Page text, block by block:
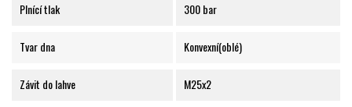
Plnící tlak 300 bar
Tvar dna Konvexní(oblé)
Závit do lahve M25x2